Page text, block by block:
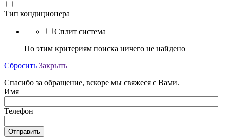
Тип кондиционера
Сплит система
По этим критериям поиска ничего не найдено
Сбросить Закрыть
Спасибо за обращение, вскоре мы свяжеся с Вами.
Имя
Телефон
Отправить